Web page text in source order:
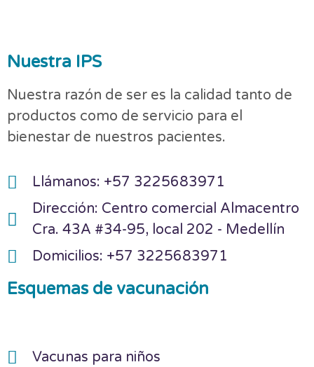
Nuestra IPS
Nuestra razón de ser es la calidad tanto de
productos como de servicio para el
bienestar de nuestros pacientes.
Llámanos: +57 3225683971
Dirección: Centro comercial Almacentro
Cra. 43A #34-95, local 202 - Medellín
Domicilios: +57 3225683971
Esquemas de vacunación
Vacunas para niños